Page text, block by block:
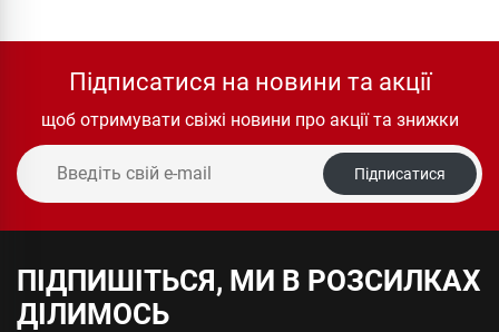
Підписатися на новини та акції
щоб отримувати свіжі новини про акції та знижки
Підписатися
ПІДПИШІТЬСЯ, МИ В РОЗСИЛКАХ
ДІЛИМОСЬ